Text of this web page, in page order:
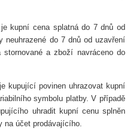
kupní cena splatná do 7 dnů od
neuhrazené do 7 dnů od uzavření
a zboží navráceno do
kupující povinen uhrazovat kupní
symbolu platby. V případě
uhradit kupní cenu splněn
účet prodávajícího.